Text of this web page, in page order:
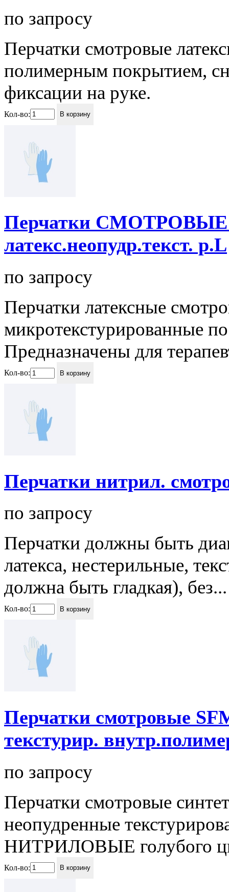
по запросу
Перчатки смотровые
полимерным покрытием,
фиксации на руке.
Кол-во: В корзину
Перчатки СМОТРОВЫЕ
латекс.неопудр.текст. р.L
по запросу
Перчатки латексные
микротекстурированные
Предназначены для
Кол-во: В корзину
Перчатки нитрил.
по запросу
Перчатки должны быть
латекса, нестерильные,
должна быть гладкая), без...
Кол-во: В корзину
Перчатки смотровые
текстурир.
по запросу
Перчатки смотровые
неопудренные
НИТРИЛОВЫЕ голубого
Кол-во: В корзину